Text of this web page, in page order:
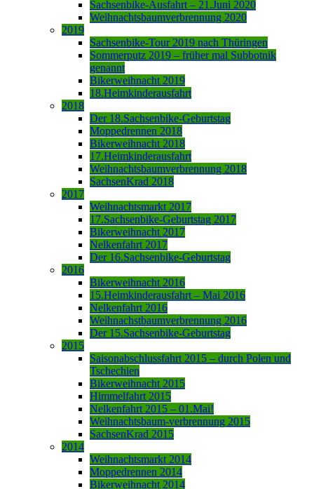
Sachsenbike-Ausfahrt – 21.Juni 2020
Weihnachtsbaumverbrennung 2020
2019
Sachsenbike-Tour 2019 nach Thüringen
Sommerputz 2019 – früher mal Subbotnik
genannt
Bikerweihnacht 2019
18.Heimkinderausfahrt
2018
Der 18.Sachsenbike-Geburtstag
Moppedrennen 2018
Bikerweihnacht 2018
17.Heimkinderausfahrt
Weihnachtsbaumverbrennung 2018
SachsenKrad 2018
2017
Weihnachtsmarkt 2017
17.Sachsenbike-Geburtstag 2017
Bikerweihnacht 2017
Nelkenfahrt 2017
Der 16.Sachsenbike-Geburtstag
2016
Bikerweihnacht 2016
15.Heimkinderausfahrt – Mai 2016
Nelkenfahrt 2016
Weihnachstbaumverbrennung 2016
Der 15.Sachsenbike-Geburtstag
2015
Saisonabschlussfahrt 2015 – durch Polen und
Tschechien
Bikerweihnacht 2015
Himmelfahrt 2015
Nelkenfahrt 2015 – 01.Mai!
Weihnachtsbaum-verbrennung 2015
SachsenKrad 2015
2014
Weihnachtsmarkt 2014
Moppedrennen 2014
Bikerweihnacht 2014